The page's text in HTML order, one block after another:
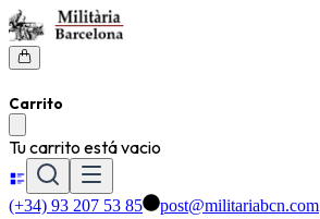
Carrito
Tu carrito está vacio
(+34) 93 207 53 85 post@militariabcn.com